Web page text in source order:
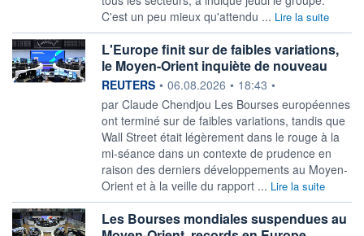
C'est un peu mieux qu'attendu ... Lire la suite
L'Europe finit sur de faibles variations,
le Moyen-Orient inquiète de nouveau
information fournie par
REUTERS • 06.08.2026 • 18:43 •
par Claude Chendjou Les Bourses européennes
ont terminé sur de faibles variations, tandis que
Wall Street était ‌légèrement dans le rouge à la
mi-séance dans un contexte de prudence en
raison des derniers développements au Moyen-
Orient et à la veille du rapport ... Lire la suite
Les Bourses mondiales suspendues au